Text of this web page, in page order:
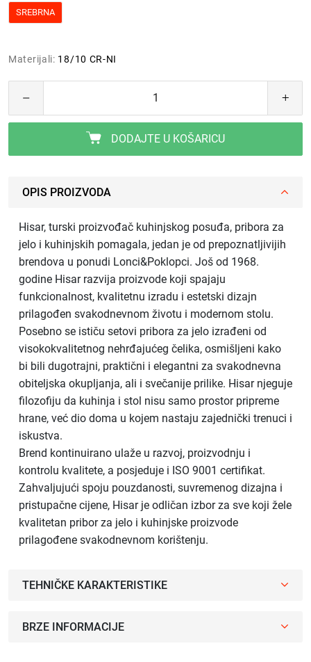
SREBRNA
Materijali: 18/10 CR-NI
DODAJTE U KOŠARICU
OPIS PROIZVODA
Hisar, turski proizvođač kuhinjskog posuđa, pribora za
jelo i kuhinjskih pomagala, jedan je od prepoznatljivijih
brendova u ponudi Lonci&Poklopci. Još od 1968.
godine Hisar razvija proizvode koji spajaju
funkcionalnost, kvalitetnu izradu i estetski dizajn
prilagođen svakodnevnom životu i modernom stolu.
Posebno se ističu setovi pribora za jelo izrađeni od
visokokvalitetnog nehrđajućeg čelika, osmišljeni kako
bi bili dugotrajni, praktični i elegantni za svakodnevna
obiteljska okupljanja, ali i svečanije prilike. Hisar njeguje
filozofiju da kuhinja i stol nisu samo prostor pripreme
hrane, već dio doma u kojem nastaju zajednički trenuci i
iskustva.
Brend kontinuirano ulaže u razvoj, proizvodnju i
kontrolu kvalitete, a posjeduje i ISO 9001 certifikat.
Zahvaljujući spoju pouzdanosti, suvremenog dizajna i
pristupačne cijene, Hisar je odličan izbor za sve koji žele
kvalitetan pribor za jelo i kuhinjske proizvode
prilagođene svakodnevnom korištenju.
TEHNIČKE KARAKTERISTIKE
BRZE INFORMACIJE